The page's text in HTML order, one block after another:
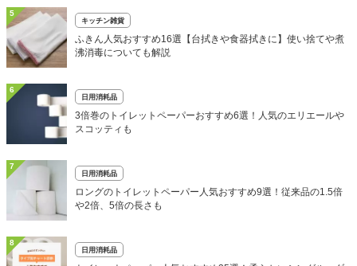
5
キッチン雑貨
ふきん人気おすすめ16選【台拭きや食器拭きに】使い捨てや煮
沸消毒についても解説
6
日用消耗品
3倍巻のトイレットペーパーおすすめ6選！人気のエリエールや
スコッティも
7
日用消耗品
ロングのトイレットペーパー人気おすすめ9選！従来品の1.5倍
や2倍、5倍の長さも
8
日用消耗品